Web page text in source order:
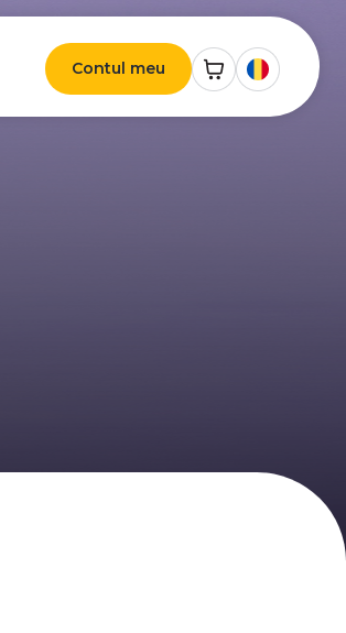
Contul meu